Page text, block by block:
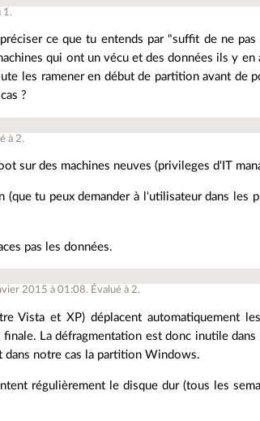
1 .
ce que tu entends par "suffit de ne pas
qui ont un vécu et des données ils y en
les ramener en début de partition avant de
?
à 2.
sur des machines neuves (privileges d'IT
tu peux demander à l'utilisateur dans les
pas les données.
2015 à 01:08. Évalué à 2.
Vista et XP) déplacent automatiquement
La défragmentation est donc inutile dans
dans notre cas la partition Windows.
régulièrement le disque dur (tous les